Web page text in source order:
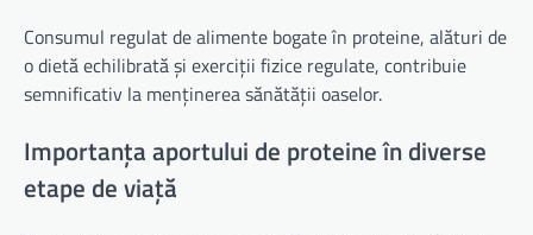
Consumul regulat de alimente bogate în proteine, alături de
o dietă echilibrată și exerciții fizice regulate, contribuie
semnificativ la menținerea sănătății oaselor.
Importanța aportului de proteine în diverse
etape de viață